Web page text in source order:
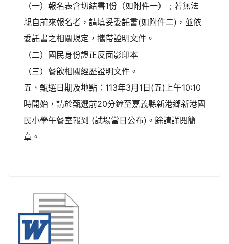
（一）報名表含切結書1份（如附件一）﹔若無法
親自前來報名者，請填妥委託書(如附件二)，並依
委託書之相關規定，攜帶證明文件。
（二）國民身份證正反面影印本
（三）餐飲相關經歷證明文件。
五、甄選日期及地點：113年3月1日(五)上午10:10
時開始，請於甄選前20分鐘至嘉義縣新港鄉新港國
民小學午餐室報到 (試場當日公布)。餘請詳閱簡
章。